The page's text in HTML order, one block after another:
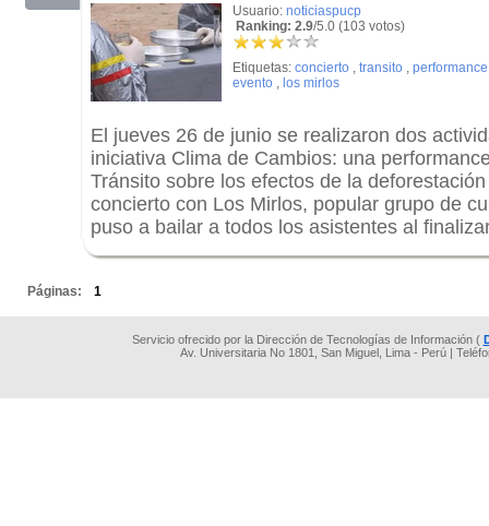
Usuario: noticiaspucp
Ranking: 2.9/5.0 (103 votos)
Etiquetas: concierto , transito , performance
evento , los mirlos
El jueves 26 de junio se realizaron dos
iniciativa Clima de Cambios: una
Tránsito sobre los efectos de la
concierto con Los Mirlos, popular grupo de
puso a bailar a todos los asistentes al
Páginas: 1
Servicio ofrecido por la Dirección de Tecnologías de Información (
Av. Universitaria No 1801, San Miguel, Lima - Perú |